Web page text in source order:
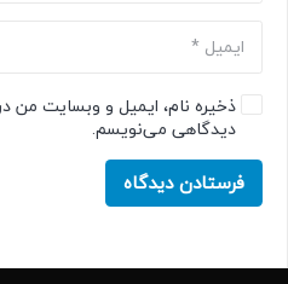
ذخیره نام، ایمیل و وبسایت من
دیدگاهی می‌نویسم.
فرستادن دیدگاه